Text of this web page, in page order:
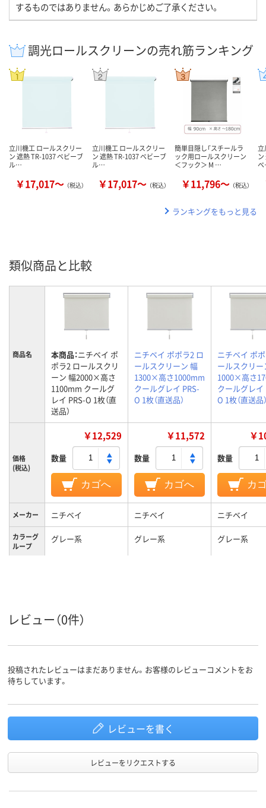
するものではありません。あらかじめご了承ください。
調光ロールスクリーンの売れ筋ランキング
立川機工 ロールスクリー
ン 遮熱 TR-1037 ベビーブ
ル…
￥17,017～ （税込）
立川機工 ロールスクリー
ン 遮熱 TR-1037 ベビーブ
ル…
￥17,017～ （税込）
簡単目隠し「スチールラ
ック用ロールスクリーン
＜フック＞ M …
￥11,796～ （税込）
ランキングをもっと見る
類似商品と比較
商品名 本商品：ニチベイ ポ
ポラ2 ロールスクリ
ーン 幅2000×高さ
1100mm クールグ
レイ PRS-O 1枚（直
送品）
ニチベイ ポポラ2 ロ
ールスクリーン 幅
1300×高さ1000mm
クールグレイ PRS-
O 1枚（直送品）
ニチベイ ポ
ールスクリー
1000×高さ
クールグレイ
O 1枚（直送品
価格
(税込)
￥12,529
数量
カゴへ
￥11,572
数量
カゴへ
￥
数量
カ
メーカー ニチベイ ニチベイ ニチベイ
カラーグ
ループ
グレー系 グレー系 グレー系
レビュー（0件）
投稿されたレビューはまだありません。お客様のレビューコメントをお
待ちしています。
レビューを書く
レビューをリクエストする